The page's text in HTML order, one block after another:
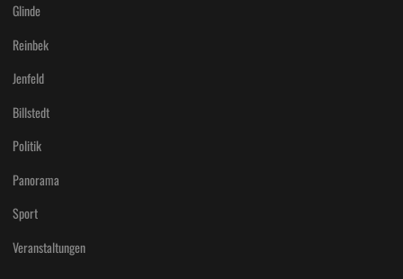
Glinde
Reinbek
Jenfeld
Billstedt
Politik
Panorama
Sport
Veranstaltungen